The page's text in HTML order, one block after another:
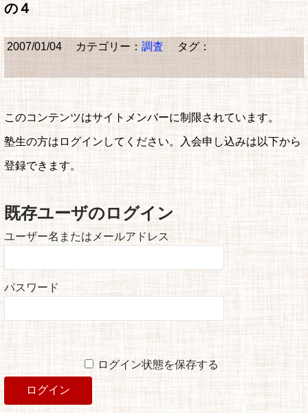
の４
2007/01/04 カテゴリー： 調査 タグ：
このコンテンツはサイトメンバーに制限されています。
塾生の方はログインしてください。入会申し込みは以下から
登録できます。
既存ユーザのログイン
ユーザー名またはメールアドレス
パスワード
ログイン状態を保存する